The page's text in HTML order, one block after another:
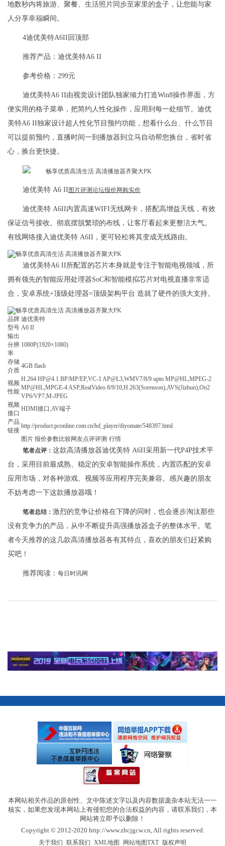
地数秒内将旅游、聚餐、生活照片同步至家里的盒子，让您能与家
人分享幸福瞬间。
4迪优美特A6II回顶部
推荐产品：迪优美特A6 II
参考价格：299元
迪优美特A6 II由视觉设计团队独家倾力打造Win8操作界面，方
便实用的格子菜单，把简约人性化操作，应用到每一处细节。迪优
美特A6 II独家设计超人性化节目预约功能，想看什么台、什么节目
可以提前预约，直播时间一到播放器到立马自动帮您换台，省时省
心，换台更快捷。
迪优美特 A6 II 图片评测论坛报价网购实价
迪优美特 A6II内置高速WIFI无线网卡，搭配高增益天线，有效
保证信号接收。彻底摆脱繁琐的布线，让客厅看起来更整洁大气。
有线网络接入迪优美特 A6II，更可轻松将其变成无线路由。
迪优美特A6 II所配置的芯片本身就是专注于智能电视领域，所
拥有领先的智能应用处理器SoC和智能模拟芯片对电视直播非常适
合，安卓系统+顶级处理器=顶级架构平台 造就了硬件的强大支持。
品牌 迪优美特
型号 A6 II
输出
分辨
率
1080P(1920×1080)
存储
介质
4GB flash
视频
性能
H.264 HP@4.1 BP/MP/EP,VC-1 AP@L3,WMV7/8/9 upto MP@HL,MPEG-2
MP@HL,MPGE-4 ASP,RealVideo 8/9/10,H.263(Sorenson),AVS(Jizhun),On2
VP6/VP7,M-JPEG
视频
接口
HDMI接口,AV端子
产品
链接
http://product.pconline.com.cn/hd_player/diyomate/548397.html
图片 报价参数比较网友点评评测·行情
笔者点评： 这款高清播放器迪优美特 A6II采用新一代P4P技术平
台，采用目前最成熟、稳定的安卓智能操作系统，内置匹配的安卓
应用市场，对各种游戏、视频等应用程序完美兼容。感兴趣的朋友
不妨考虑一下这款播放器哦！
笔者总结： 激烈的竞争让价格在下降的同时，也会逐步淘汰那些
没有竞争力的产品，从中不断提升高强播放器盒子的整体水平。笔
者今天推荐的这几款高清播放器各有其特点，喜欢的朋友们赶紧购
买吧！
推荐阅读： 每日时讯网
本网站相关作品的原创性、文中陈述文字以及内容数据庞杂本站无法一一
核实，如果您发现本网站上有侵犯您的合法权益的内容，请联系我们，本
网站将立即予以删除！
Copyright © 2012-2020 http://www.zhcjgcw.cn, All rights reserved.
关于我们 联系我们 XML地图 网站地图TXT| 版权声明